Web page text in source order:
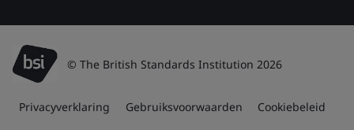
© The British Standards Institution 2026
Privacyverklaring Gebruiksvoorwaarden Cookiebeleid